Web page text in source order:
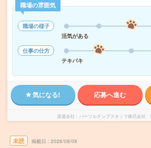
職場の雰囲気
職場の様子
活気がある
仕事の仕方
テキパキ
気になる! 応募へ進む
派遣会社 パーソルテンプスタッフ株式会社
未読 掲載日 2026/08/08